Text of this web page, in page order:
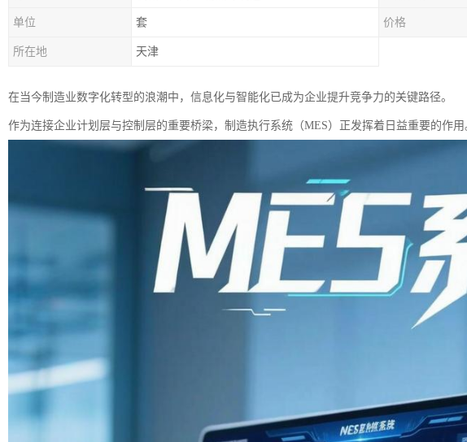
单位 套 价格
所在地 天津
在当今制造业数字化转型的浪潮中，信息化与智能化已成为企业提升竞争力的关键路径。
作为连接企业计划层与控制层的重要桥梁，制造执行系统（MES）正发挥着日益重要的作用